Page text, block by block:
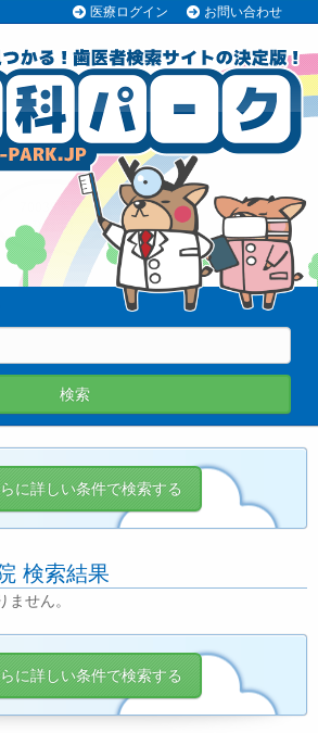
医療ログイン お問い合わせ
70038医院
登録中!
検索
に詳しい条件で検索する
検索結果
せん。
に詳しい条件で検索する